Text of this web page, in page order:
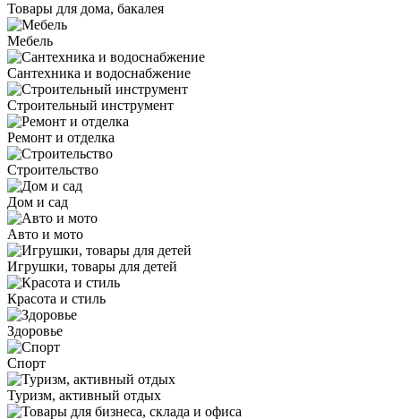
Товары для дома, бакалея
Мебель
Сантехника и водоснабжение
Строительный инструмент
Ремонт и отделка
Строительство
Дом и сад
Авто и мото
Игрушки, товары для детей
Красота и стиль
Здоровье
Спорт
Туризм, активный отдых